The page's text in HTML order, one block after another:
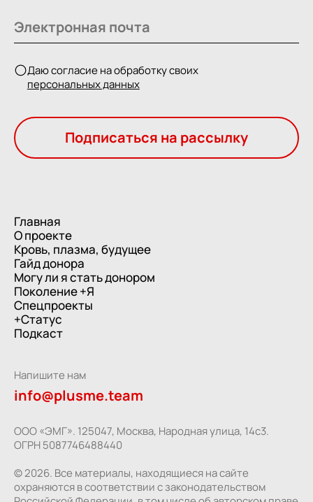
Даю согласие на обработку своих
персональных данных
Подписаться на рассылку
Главная
О проекте
Кровь, плазма, будущее
Гайд донора
Могу ли я стать донором
Поколение +Я
Спецпроекты
+Статус
Подкаст
Напишите нам
info@plusme.team
ООО «ЭМГ». 125047, Москва, Народная улица, 14с3.
ОГРН 5087746488440
© 2026. Все материалы, находящиеся на сайте
охраняются в соответствии с законодательством